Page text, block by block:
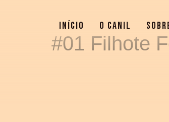
INÍCIO O CANIL
#01 Filhote